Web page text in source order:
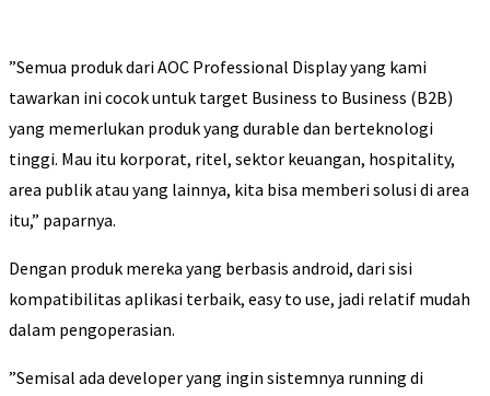
”Semua produk dari AOC Professional Display yang kami
tawarkan ini cocok untuk target Business to Business (B2B)
yang memerlukan produk yang durable dan berteknologi
tinggi. Mau itu korporat, ritel, sektor keuangan, hospitality,
area publik atau yang lainnya, kita bisa memberi solusi di area
itu,” paparnya.
Dengan produk mereka yang berbasis android, dari sisi
kompatibilitas aplikasi terbaik, easy to use, jadi relatif mudah
dalam pengoperasian.
”Semisal ada developer yang ingin sistemnya running di